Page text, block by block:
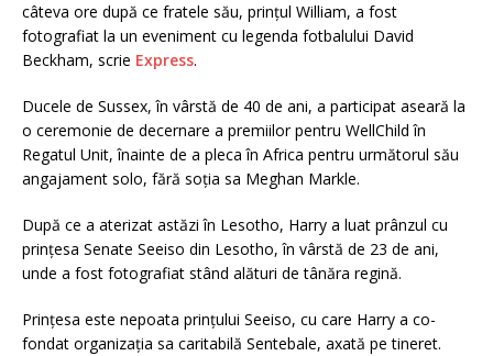
câteva ore după ce fratele său, prințul William, a fost
fotografiat la un eveniment cu legenda fotbalului David
Beckham, scrie Express.
Ducele de Sussex, în vârstă de 40 de ani, a participat aseară la
o ceremonie de decernare a premiilor pentru WellChild în
Regatul Unit, înainte de a pleca în Africa pentru următorul său
angajament solo, fără soția sa Meghan Markle.
După ce a aterizat astăzi în Lesotho, Harry a luat prânzul cu
prințesa Senate Seeiso din Lesotho, în vârstă de 23 de ani,
unde a fost fotografiat stând alături de tânăra regină.
Prințesa este nepoata prințului Seeiso, cu care Harry a co-
fondat organizația sa caritabilă Sentebale, axată pe tineret.